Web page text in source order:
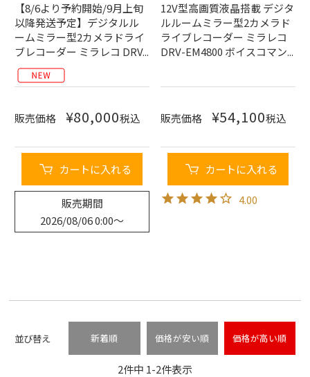
【8/6より予約開始/9月上旬
以降発送予定】デジタルル
ームミラー型2カメラドライ
ブレコーダー ミラレコ DRV...
販売価格 ¥80,000税込
カートに入れる
販売期間
2026/08/06 0:00〜
12V型高画質液晶搭載 デジタ
ルルームミラー型2カメラド
ライブレコーダー ミラレコ
DRV-EM4800 ボイスコマン...
販売価格 ¥54,100税込
カートに入れる
4.00
並び替え 新着順 価格が安い順 価格が高い順
2件中 1-2件表示